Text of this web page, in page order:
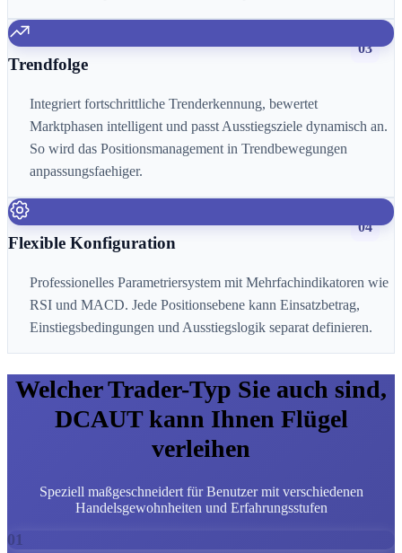
03
Trendfolge
Integriert fortschrittliche Trenderkennung, bewertet
Marktphasen intelligent und passt Ausstiegsziele dynamisch an.
So wird das Positionsmanagement in Trendbewegungen
anpassungsfaehiger.
04
Flexible Konfiguration
Professionelles Parametriersystem mit Mehrfachindikatoren wie
RSI und MACD. Jede Positionsebene kann Einsatzbetrag,
Einstiegsbedingungen und Ausstiegslogik separat definieren.
Welcher Trader-Typ Sie auch sind,
DCAUT kann Ihnen Flügel
verleihen
Speziell maßgeschneidert für Benutzer mit verschiedenen
Handelsgewohnheiten und Erfahrungsstufen
01